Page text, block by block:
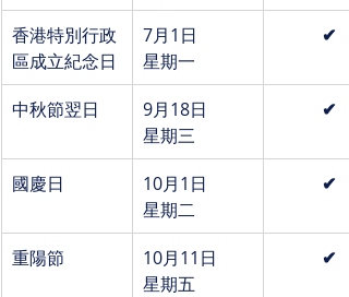
香港特別行政
區成立紀念日
7月1日
星期一
✔
中秋節翌日
9月18日
星期三
✔
國慶日
10月1日
星期二
✔
重陽節
10月11日
星期五
✔